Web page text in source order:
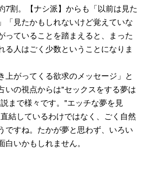
7割。【ナシ派】からも「以前は見た
見たかもしれないけど覚えていな
っていることを踏まえると、まった
る人はごく少数ということになりま
上がってくる欲求のメッセージ」と
いの視点からは"セックスをする夢は
まで様々です。"エッチな夢を見
結しているわけではなく、ごく自然
ですね。たかが夢と思わず、いろい
いかもしれません。